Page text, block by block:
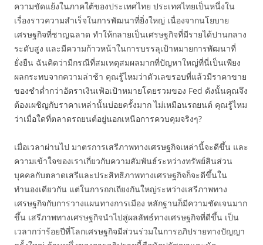
ความขัดแย้งในภาคใต้ของประเทศไทย ประเทศไทยเป็นหนึ่งใน
เรื่องราวความสำเร็จในการพัฒนาที่ยิ่งใหญ่ เนื่องจากนโยบาย
เศรษฐกิจที่ชาญฉลาด ทำให้กลายเป็นเศรษฐกิจที่มีรายได้ปานกลาง
ระดับสูง และมีความก้าวหน้าในการบรรลุเป้าหมายการพัฒนาที่
ยั่งยืน ฉันคิดว่ามีกรณีที่สมเหตุสมผลมากที่ปัญหาใหญ่ที่นี่เป็นเพียง
ผลกระทบจากความล่าช้า คุณรู้ไหมว่าตัวเลขรอบที่แล้วมีราคาขาย
ของชำต่ำกว่าอัตราเงินเฟ้อเป้าหมายโดยรวมของ Fed ดังนั้นคุณจึง
ต้องเผชิญกับราคาเหล่านั้นบ่อยครั้งมาก ไม่เหมือนรถยนต์ คุณรู้ไหม
ว่าเมื่อใดที่ตลาดรถยนต์อยู่นอกเหนือการควบคุมจริงๆ?
เมื่อเวลาผ่านไป มาตรการเสรีภาพทางเศรษฐกิจเหล่านี้จะดีขึ้น และ
ความเข้าใจของเราเกี่ยวกับความสัมพันธ์ระหว่างทรัพย์สินส่วน
บุคคลกับตลาดเสรีและประสิทธิภาพทางเศรษฐกิจก็จะดีขึ้นใน
ทำนองเดียวกัน แต่ในการถกเถียงกันใหญ่ระหว่างเสรีภาพทาง
เศรษฐกิจกับการวางแผนทางการเมือง หลักฐานก็มีความชัดเจนมาก
ขึ้น เสรีภาพทางเศรษฐกิจนำไปสู่ผลลัพธ์ทางเศรษฐกิจที่ดีขึ้น เป็น
เวลากว่าร้อยปีที่โลกเศรษฐกิจมีส่วนร่วมในการอภิปรายทางปัญญา